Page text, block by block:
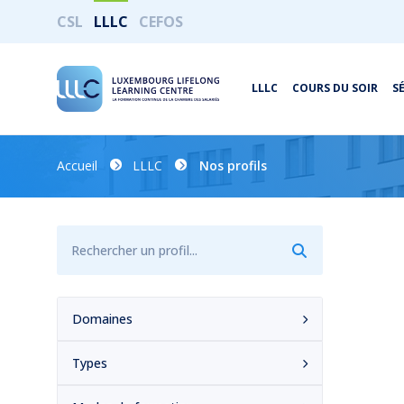
CSL LLLC CEFOS
LLLC COURS DU SOIR
Accueil LLLC Nos profils
Domaines
Types